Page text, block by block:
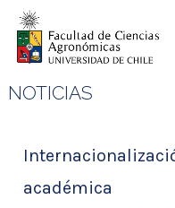
NOTICIAS
académica